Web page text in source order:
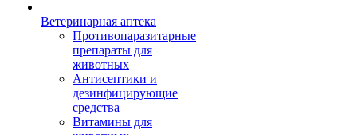
Ветеринарная аптека
Противопаразитарные
препараты для
животных
Антисептики и
дезинфицирующие
средства
Витамины для